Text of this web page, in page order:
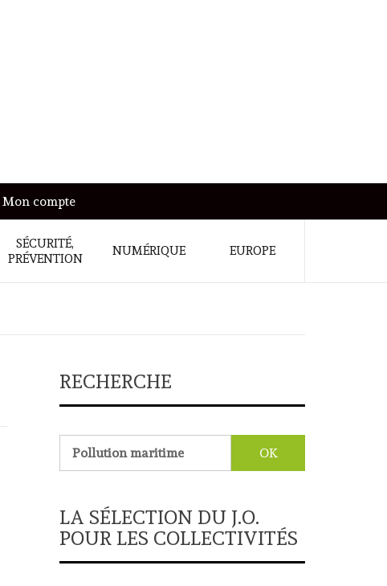
Mon compte
SÉCURITÉ,
PRÉVENTION
NUMÉRIQUE EUROPE
RECHERCHE
Rechercher :
LA SÉLECTION DU J.O.
POUR LES COLLECTIVITÉS